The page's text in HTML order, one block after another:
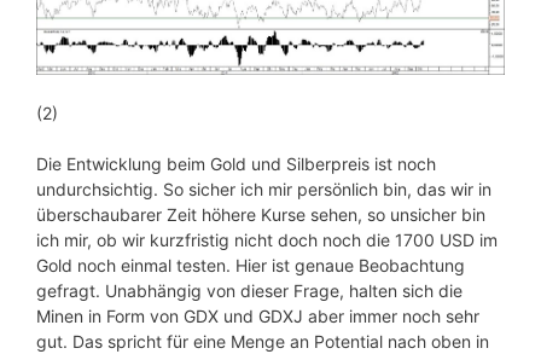
(2)
Die Entwicklung beim Gold und Silberpreis ist noch
undurchsichtig. So sicher ich mir persönlich bin, das wir in
überschaubarer Zeit höhere Kurse sehen, so unsicher bin
ich mir, ob wir kurzfristig nicht doch noch die 1700 USD im
Gold noch einmal testen. Hier ist genaue Beobachtung
gefragt. Unabhängig von dieser Frage, halten sich die
Minen in Form von GDX und GDXJ aber immer noch sehr
gut. Das spricht für eine Menge an Potential nach oben in